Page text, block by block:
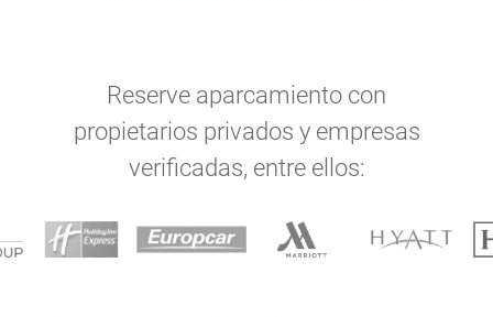
Reserve aparcamiento con
propietarios privados y empresas
verificadas, entre ellos: